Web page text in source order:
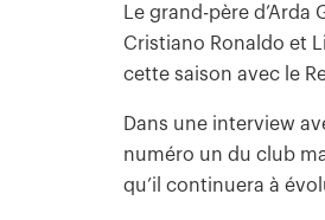
Le grand-père
Cristiano Ronaldo et
cette saison avec le
Dans une interview
numéro un du club
qu’il continuera à